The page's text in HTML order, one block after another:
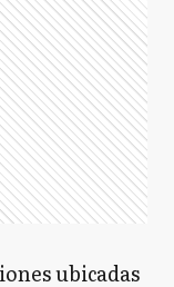
ubicadas